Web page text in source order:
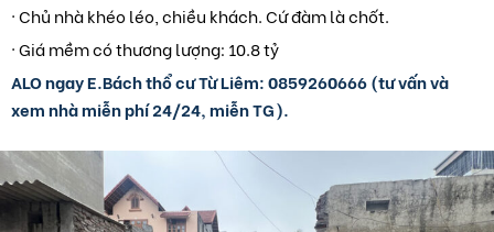
· Chủ nhà khéo léo, chiều khách. Cứ đàm là chốt.
· Giá mềm có thương lượng: 10.8 tỷ
ALO ngay E.Bách thổ cư Từ Liêm: 0859260666 (tư vấn và
xem nhà miễn phí 24/24, miễn TG).